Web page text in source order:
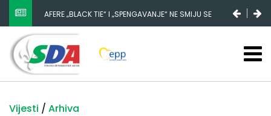
AFERE „BLACK TIE“ I „SPENGAVANJE“ NE SMIJU SE
ZATAŠKATI
NESTANAK 780.000 EURA IZ IGMANA NE MOŽE BITI
SLUČAJNI PREVID, ODGOVORNOST MORAJU SNOSITI
VLADA FBIH I NJENI KADROVI
Vijesti / Arhiva